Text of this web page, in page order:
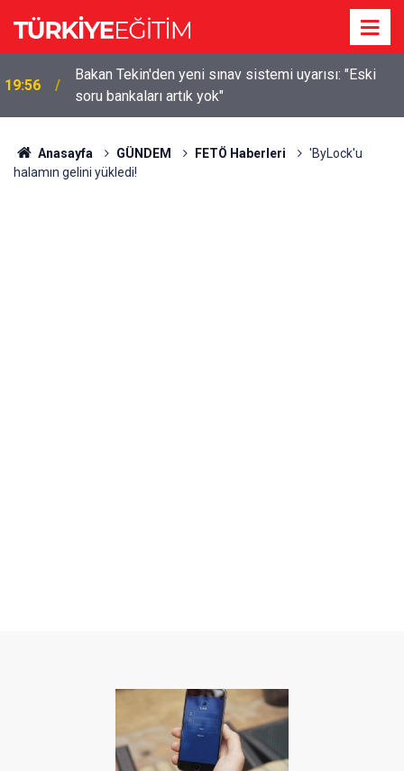
19:56
Bakan Tekin'den yeni sınav sistemi uyarısı: "Eski
soru bankaları artık yok"
Anasayfa GÜNDEM FETÖ Haberleri
'ByLock'u
halamın gelini yükledi!